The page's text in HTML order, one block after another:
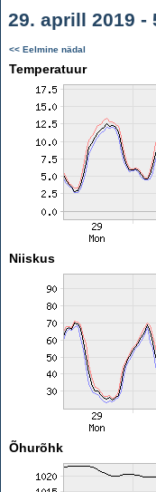
29. aprill 2019 -
<< Eelmine nädal
Temperatuur
Niiskus
Õhurõhk